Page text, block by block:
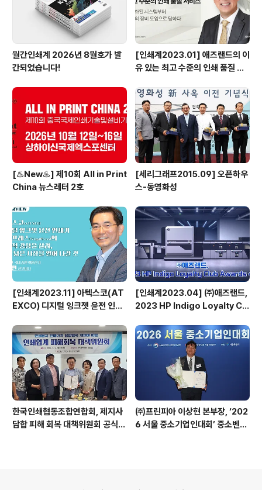
쇄를 한다. 고객은 QMC그룹이 생산..
월간인쇄계 2026년 8월호가 발
간되었습니다!
[인쇄계2023.01] 애즈랜드의 이
유 있는 최고 수준의 인쇄 품질 서
장비 도입으로 답하다 - ㈜애즈랜
드 최현수 대표이사
[♨️New♨️] 제10회 All in Print
China 뉴스레터 2호
[세리그래프2015.09] 오픈하우
스-동영화성
[인쇄계2023.11] 아텍스코(AT
EXCO) 디지털 잉크젯 윤전 인쇄
기능적 강점을 살려, 보다 넓은 시
장을 열어 나갈 것 - 아텍스코(AT
EXCO) 국내 총판 ㈜풀린키 강성
민 전무이사
[인쇄계2023.04] ㈜애즈랜드,
2023 HP Indigo Loyalty Clu
한국인쇄협동조합연합회, 제지사
담합 피해 회복 대책위원회 공식
㈜프린피아 이상현 본부장, ‘202
6 서울 중소기업인대회’ 중소벤처